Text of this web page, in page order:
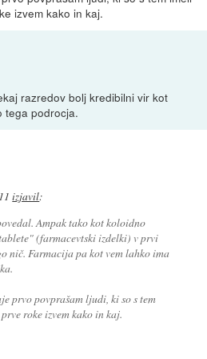
izvem kako in kaj.
razredov bolj kredibilni vir kot
tega podrocja.
izjavil:
Ampak tako kot koloidno
(farmacevtski izdelki) v prvi
nič. Farmacija pa kot vem lahko ima
prvo povprašam ljudi, ki so s tem
roke izvem kako in kaj.